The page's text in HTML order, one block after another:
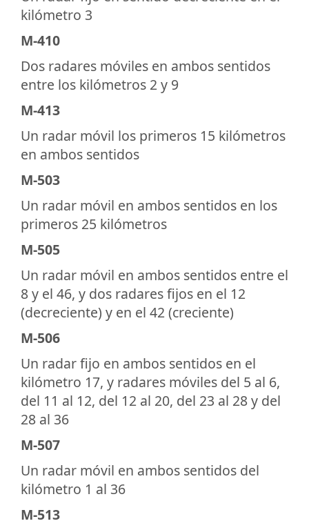
kilómetro 3
M-410
Dos radares móviles en ambos sentidos
entre los kilómetros 2 y 9
M-413
Un radar móvil los primeros 15 kilómetros
en ambos sentidos
M-503
Un radar móvil en ambos sentidos en los
primeros 25 kilómetros
M-505
Un radar móvil en ambos sentidos entre el
8 y el 46, y dos radares fijos en el 12
(decreciente) y en el 42 (creciente)
M-506
Un radar fijo en ambos sentidos en el
kilómetro 17, y radares móviles del 5 al 6,
del 11 al 12, del 12 al 20, del 23 al 28 y del
28 al 36
M-507
Un radar móvil en ambos sentidos del
kilómetro 1 al 36
M-513